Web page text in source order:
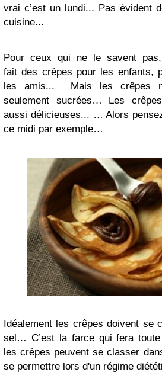
vrai c’est un lundi... Pas évident
cuisine...
Pour ceux qui ne le savent
faitdes crêpes pour les enfants,
les amis... Mais les crêpes
seulement sucrées… Les
aussi délicieuses... … Alors
ce midi par exemple…
Idéalement les crêpes doivent se
sel… C’est la farce qui fera
les crêpes peuvent se classer
se permettre lors d'un régime